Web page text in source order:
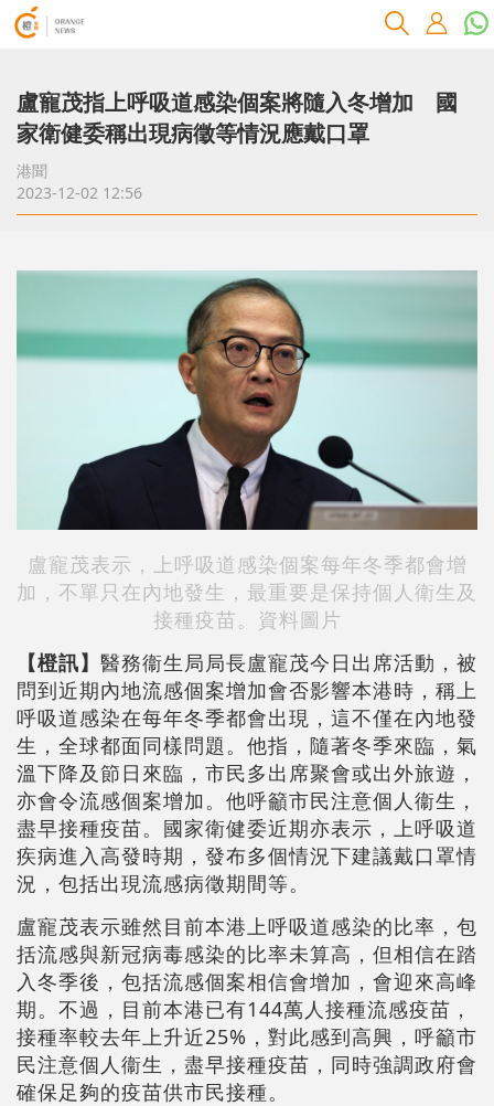
盧寵茂指上呼吸道感染個案將隨入冬增加 國
家衛健委稱出現病徵等情況應戴口罩
港聞
2023-12-02 12:56
盧寵茂表示，上呼吸道感染個案每年冬季都會增
加，不單只在內地發生，最重要是保持個人衛生及
接種疫苗。資料圖片
【橙訊】 醫務衞生局局長盧寵茂今日出席活動，被
問到近期內地流感個案增加會否影響本港時，稱上
呼吸道感染在每年冬季都會出現，這不僅在內地發
生，全球都面同樣問題。他指，隨著冬季來臨，氣
溫下降及節日來臨，市民多出席聚會或出外旅遊，
亦會令流感個案增加。他呼籲市民注意個人衞生，
盡早接種疫苗。國家衛健委近期亦表示，上呼吸道
疾病進入高發時期，發布多個情況下建議戴口罩情
況，包括出現流感病徵期間等。
盧寵茂表示雖然目前本港上呼吸道感染的比率，包
括流感與新冠病毒感染的比率未算高，但相信在踏
入冬季後，包括流感個案相信會增加，會迎來高峰
期。不過，目前本港已有144萬人接種流感疫苗，
接種率較去年上升近25%，對此感到高興，呼籲市
民注意個人衞生，盡早接種疫苗，同時強調政府會
確保足夠的疫苗供市民接種。